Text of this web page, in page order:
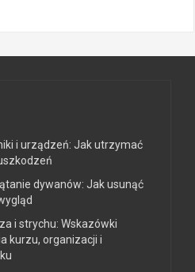
i urządzeń: Jak utrzymać
dywanów: Jak usunąć
i strychu: Wskazówki
kurzu, organizacji i